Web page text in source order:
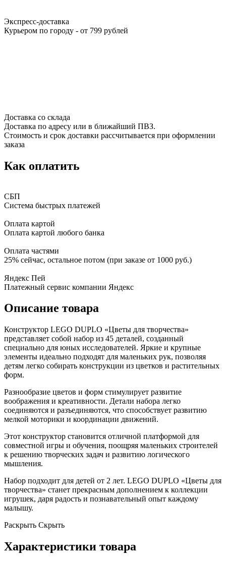
Экспресс-доставка
Курьером по городу - от 799 рублей
Доставка со склада
Доставка по адресу или в ближайший ПВЗ.
Стоимость и срок доставки рассчитывается при оформлении
заказа
Как оплатить
СБП
Система быстрых платежей
Оплата картой
Оплата картой любого банка
Оплата частями
25% сейчас, остальное потом (при заказе от 1000 руб.)
Яндекс Пей
Платежный сервис компании Яндекс
Описание товара
Конструктор LEGO DUPLO «Цветы для творчества»
представляет собой набор из 45 деталей, созданный
специально для юных исследователей. Яркие и крупные
элементы идеально подходят для маленьких рук, позволяя
детям легко собирать конструкции из цветков и растительных
форм.
Разнообразие цветов и форм стимулирует развитие
воображения и креативности. Детали набора легко
соединяются и разъединяются, что способствует развитию
мелкой моторики и координации движений.
Этот конструктор становится отличной платформой для
совместной игры и обучения, поощряя маленьких строителей
к решению творческих задач и развитию логического
мышления.
Набор подходит для детей от 2 лет. LEGO DUPLO «Цветы для
творчества» станет прекрасным дополнением к коллекции
игрушек, даря радость и познавательный опыт каждому
малышу.
Раскрыть Скрыть
Характеристики товара